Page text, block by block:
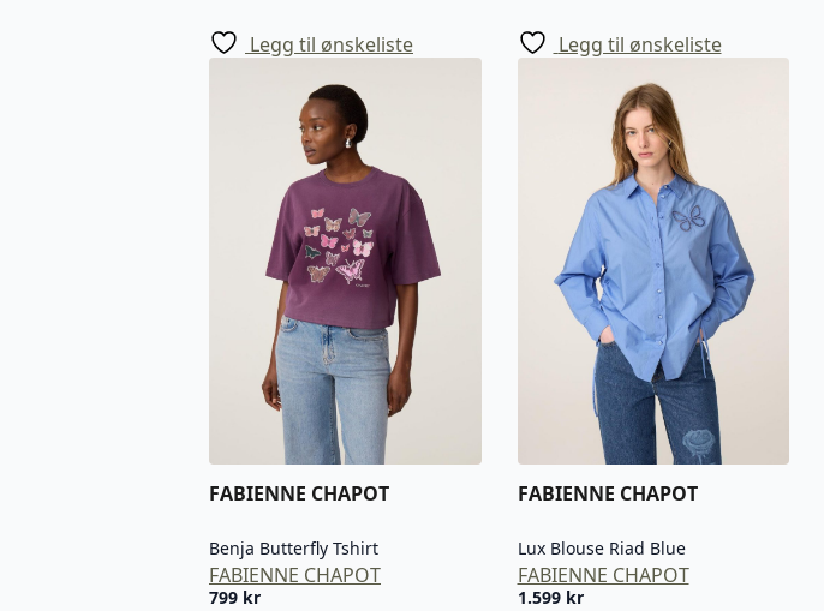
Legg til ønskeliste
FABIENNE CHAPOT
Benja Butterfly Tshirt
FABIENNE CHAPOT
799 kr
Legg til ønskeliste
FABIENNE CHAPOT
Lux Blouse Riad Blue
FABIENNE CHAPOT
1.599 kr